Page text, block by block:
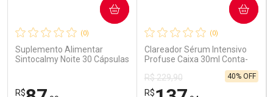
Comprar sem Desconto
Por R$ 189,99/cada
Comprar sem Desconto
Por R$ 189,99/cada
Comprar sem Desconto
Por R$ 15,99/cada
Comprar sem Desconto
Por R$ 15,99/cada
(0)
Suplemento Alimentar
Sintocalmy Noite 30 Cápsulas
R$
COMPRAR
(0)
Clareador Sérum Intensivo
Profuse Caixa 30ml Conta-
R$ 229,90
R$
40% OFF
COMPRAR